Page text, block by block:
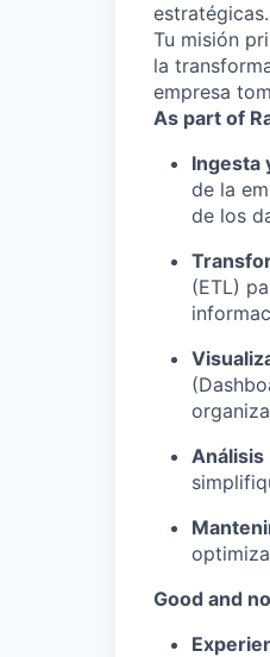
Tu misión
la
empresa
As part of
Ingesta
de la
de los
(ETL)
Análisis
Good and